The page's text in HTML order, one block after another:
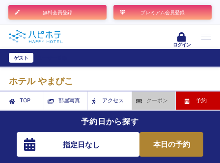
無料会員登録 プレミアム会員登録
ログイン
ゲスト
ホテル やまびこ
TOP 部屋写真 アクセス クーポン 予約
予約日から探す
指定日なし 本日の予約